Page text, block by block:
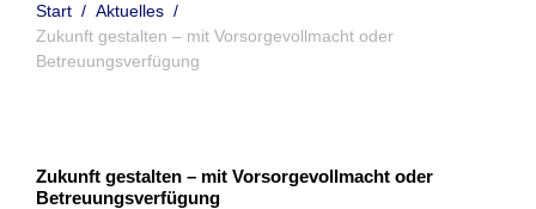
Start / Aktuelles /
Zukunft gestalten – mit Vorsorgevollmacht oder
Betreuungsverfügung
Zukunft gestalten – mit Vorsorgevollmacht oder
Betreuungsverfügung